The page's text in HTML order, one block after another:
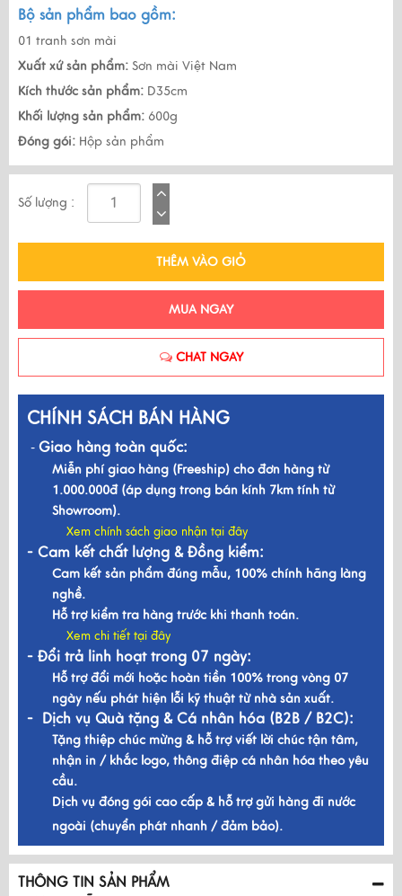
Bộ sản phẩm bao gồm:
01 tranh sơn mài
Xuất xứ sản phẩm: Sơn mài Việt Nam
Kích thước sản phẩm: D35cm
Khối lượng sản phẩm: 600g
Đóng gói: Hộp sản phẩm
Số lượng :
THÊM VÀO GIỎ
MUA NGAY
CHAT NGAY
CHÍNH SÁCH BÁN HÀNG
- Giao hàng toàn quốc:
Miễn phí giao hàng (Freeship) cho đơn hàng từ
1.000.000đ (áp dụng trong bán kính 7km tính từ
Showroom).
Xem chính sách giao nhận tại đây
- Cam kết chất lượng & Đồng kiểm:
Cam kết sản phẩm đúng mẫu, 100% chính hãng làng
nghề.
Hỗ trợ kiểm tra hàng trước khi thanh toán.
Xem chi tiết tại đây
- Đổi trả linh hoạt trong 07 ngày:
Hỗ trợ đổi mới hoặc hoàn tiền 100% trong vòng 07
ngày nếu phát hiện lỗi kỹ thuật từ nhà sản xuất.
- Dịch vụ Quà tặng & Cá nhân hóa (B2B / B2C):
Tặng thiệp chúc mừng & hỗ trợ viết lời chúc tận tâm,
nhận in / khắc logo, thông điệp cá nhân hóa theo yêu
cầu.
Dịch vụ đóng gói cao cấp & hỗ trợ gửi hàng đi nước
ngoài (chuyển phát nhanh / đảm bảo).
THÔNG TIN SẢN PHẨM